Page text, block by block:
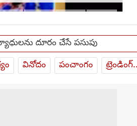
దూరం చేసే పసుపు
వినోదం పంచాంగం ట్రెండింగ్..